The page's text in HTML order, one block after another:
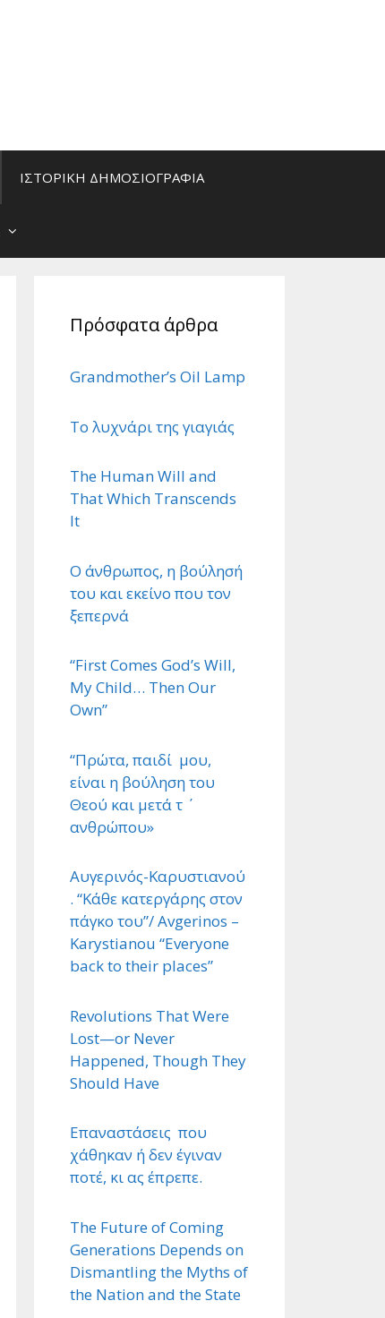
ΙΣΤΟΡΙΚΗ ΔΗΜΟΣΙΟΓΡΑΦΙΑ
Πρόσφατα άρθρα
Grandmother’s Oil Lamp
Το λυχνάρι της γιαγιάς
The Human Will and
That Which Transcends
It
Ο άνθρωπος, η βούλησή
του και εκείνο που τον
ξεπερνά
“First Comes God’s Will,
My Child… Then Our
Own”
“Πρώτα, παιδί μου,
είναι η βούληση του
Θεού και μετά τ ΄
ανθρώπου»
Αυγερινός-Καρυστιανού
. “Κάθε κατεργάρης στον
πάγκο του”/ Avgerinos –
Karystianou “Εveryone
back to their places”
Revolutions That Were
Lost—or Never
Happened, Though They
Should Have
Επαναστάσεις που
χάθηκαν ή δεν έγιναν
ποτέ, κι ας έπρεπε.
The Future of Coming
Generations Depends on
Dismantling the Myths of
the Nation and the State